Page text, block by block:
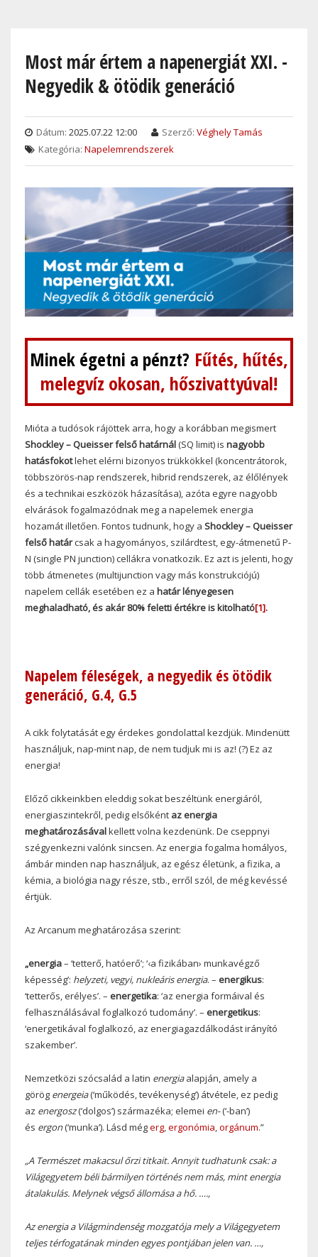
contentMost már értem a napenergiát XXI. -
Negyedik & ötödik generáció
Dátum: 2025.07.22 12:00 Szerző: Véghely Tamás
Kategória: Napelemrendszerek
Minek égetni a pénzt? Fűtés, hűtés,
melegvíz okosan, hőszivattyúval!
Mióta a tudósok rájöttek arra, hogy a korábban megismert
Shockley – Queisser felső határnál(SQ limit) is nagyobb
hatásfokotlehet elérni bizonyos trükkökkel (koncentrátorok,
többszörös-nap rendszerek, hibrid rendszerek, az élőlények
és a technikai eszközök házasítása), azóta egyre nagyobb
elvárások fogalmazódnak meg a napelemek energia
hozamát illetően. Fontos tudnunk, hogy a Shockley – Queisser
felső határcsak a hagyományos, szilárdtest, egy-átmenetű P-
N (single PN junction) cellákra vonatkozik. Ez azt is jelenti, hogy
több átmenetes (multijunction vagy más konstrukciójú)
napelem cellák esetében ez a határ lényegesen
meghaladható, és akár 80% feletti értékre is kitolható[1].
Napelem féleségek, a negyedik és ötödik
generáció, G.4, G.5
A cikk folytatását egy érdekes gondolattal kezdjük. Mindenütt
használjuk, nap-mint nap, de nem tudjuk mi is az! (?) Ez az
energia!
Előző cikkeinkben eleddig sokat beszéltünk energiáról,
energiaszintekről, pedig elsőként az energia
meghatározásávalkellett volna kezdenünk. De cseppnyi
szégyenkezni valónk sincsen. Az energia fogalma homályos,
ámbár minden nap használjuk, az egész életünk, a fizika, a
kémia, a biológia nagy része, stb., erről szól, de még kevéssé
értjük.
Az Arcanum meghatározása szerint:
„energia– ‘tetterő, hatóerő’; ‘‹a fizikában› munkavégző
képesség’: helyzeti, vegyi, nukleáris energia. – energikus:
‘tetterős, erélyes’. – energetika: ‘az energia formáival és
felhasználásával foglalkozó tudomány’. – energetikus:
‘energetikával foglalkozó, az energiagazdálkodást irányító
szakember’.
Nemzetközi szócsalád a latin energiaalapján, amely a
görög energeia(‘működés, tevékenység’) átvétele, ez pedig
az energosz(‘dolgos’) származéka; elemei en-(‘-ban’)
és ergon(‘munka’). Lásd mégerg,ergonómia,orgánum.”
„A Természet makacsul őrzi titkait. Annyit tudhatunk csak: a
Világegyetem béli bármilyen történés nem más, mint energia
átalakulás. Melynek végső állomása a hő. ….,
Az energia a Világmindenség mozgatója mely a Világegyetem
teljes térfogatának minden egyes pontjában jelen van. …,